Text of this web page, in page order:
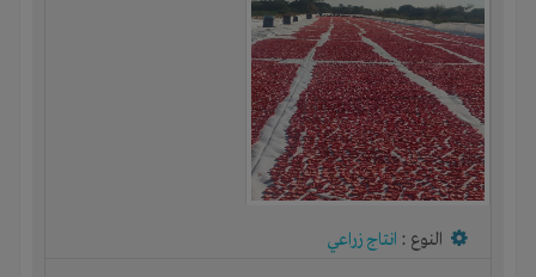
النوع : انتاج زراعي